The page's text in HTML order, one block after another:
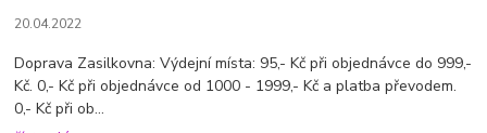
20.04.2022
Doprava Zasilkovna: Výdejní místa: 95,- Kč při objednávce do 999,-
Kč. 0,- Kč při objednávce od 1000 - 1999,- Kč a platba převodem.
0,- Kč při ob...